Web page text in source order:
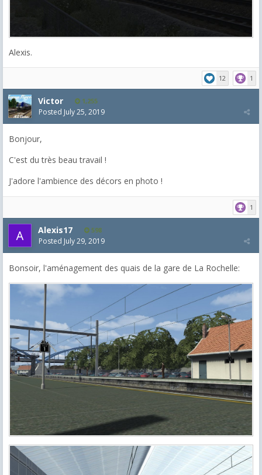
Alexis.
12 1
Victor 1,255
Posted July 25, 2019
Bonjour,
C'est du très beau travail !
J'adore l'ambience des décors en photo !
1
Alexis17 598
Posted July 29, 2019
Bonsoir, l'aménagement des quais de la gare de La Rochelle: